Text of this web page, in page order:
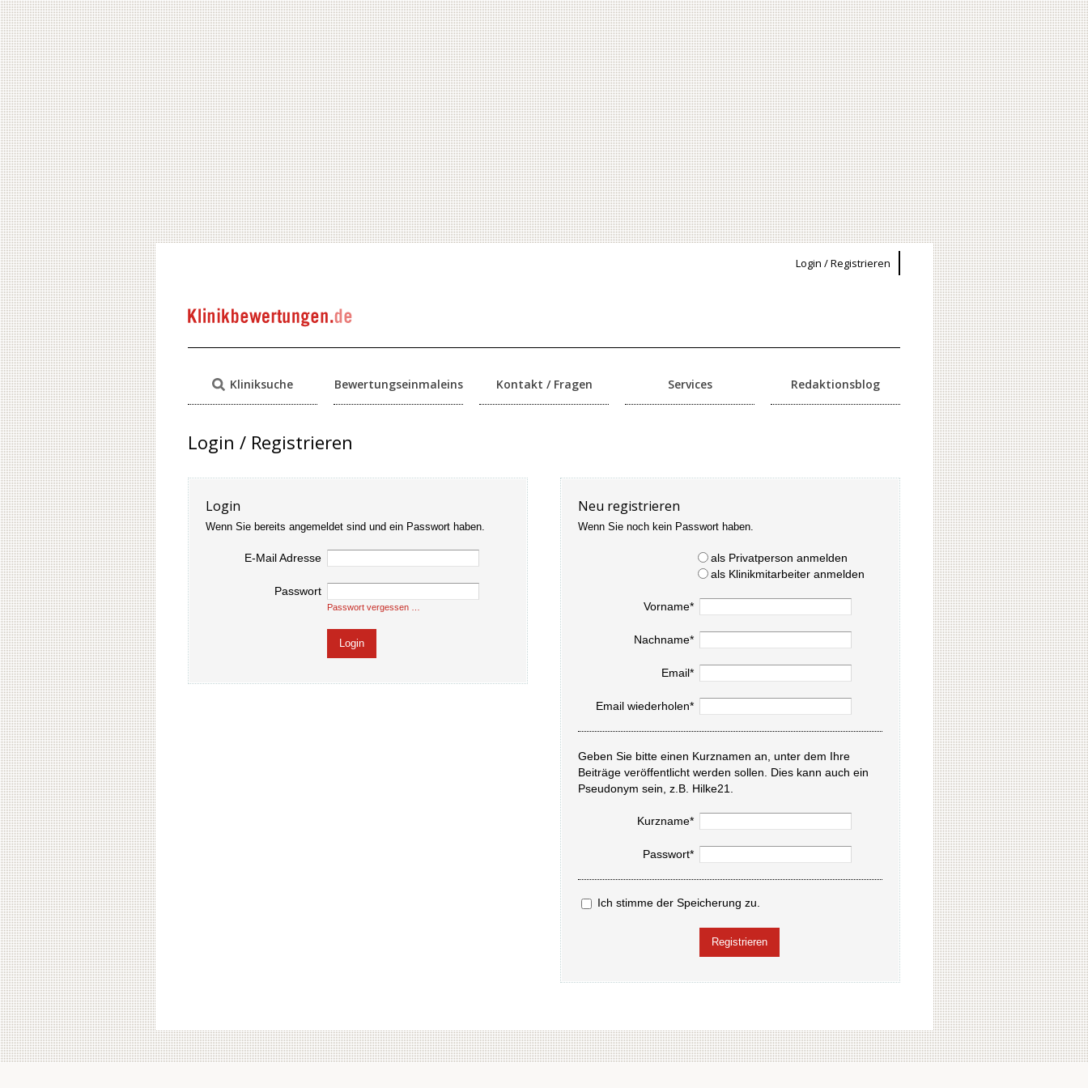
Login / Registrieren
Kliniksuche Bewertungseinmaleins Kontakt / Fragen Services Redaktionsblog
Login / Registrieren
Login
Wenn Sie bereits angemeldet sind und ein Passwort haben.
E-Mail Adresse
Passwort
Passwort vergessen …
Neu registrieren
Wenn Sie noch kein Passwort haben.
als Privatperson anmelden
als Klinikmitarbeiter anmelden
Vorname*
Nachname*
Email*
Email wiederholen*
Geben Sie bitte einen Kurznamen an, unter dem Ihre
Beiträge veröffentlicht werden sollen. Dies kann auch ein
Pseudonym sein, z.B. Hilke21.
Kurzname*
Passwort*
Ich stimme der Speicherung zu.